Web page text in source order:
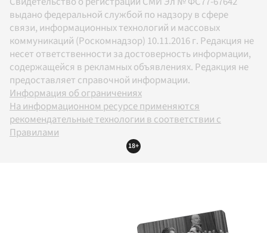
выдано федеральной службой по надзору в сфере
связи, информационных технологий и массовых
коммуникаций (Роскомнадзор) 10.11.2016 г. Редакция не
несет ответственности за достоверность информации,
содержащейся в рекламных объявлениях. Редакция не
предоставляет справочной информации.
Информация об ограничениях
На информационном ресурсе применяются
рекомендательные технологии в соответствии с
Правилами
18+